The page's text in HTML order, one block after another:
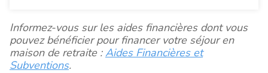
Informez-vous sur les aides financières dont vous
pouvez bénéficier pour financer votre séjour en
maison de retraite :Aides Financières et
Subventions.